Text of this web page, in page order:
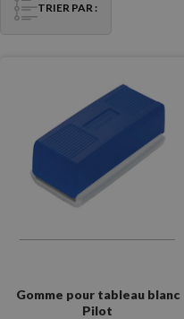
TRIER PAR :
Gomme pour tableau blanc
Pilot